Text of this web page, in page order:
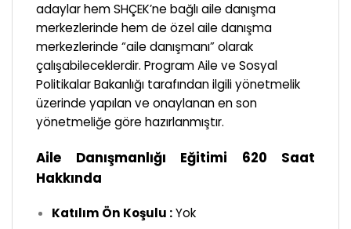
adaylar hem SHÇEK’ne bağlı aile danışma
merkezlerinde hem de özel aile danışma
merkezlerinde “aile danışmanı” olarak
çalışabileceklerdir. Program Aile ve Sosyal
Politikalar Bakanlığı tarafından ilgili yönetmelik
üzerinde yapılan ve onaylanan en son
yönetmeliğe göre hazırlanmıştır.
Aile Danışmanlığı Eğitimi 620 Saat
Hakkında
Katılım Ön Koşulu :Yok